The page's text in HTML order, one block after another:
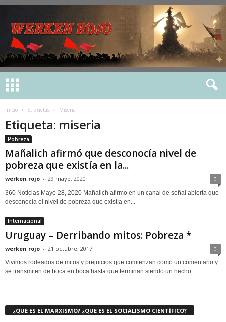
Inicio Etiquetas Miseria
Etiqueta: miseria
Pobreza
Mañalich afirmó que desconocía nivel de
pobreza que existía en la...
werken rojo - 29 mayo, 2020 0
360 Noticias Mayo 28, 2020 Mañalich afirmo en un canal de señal abierta que
desconocía el nivel de pobreza que existía en...
Internacional
Uruguay – Derribando mitos: Pobreza *
werken rojo - 21 octubre, 2017 0
Vivimos rodeados de mitos y prejuicios que comienzan como un comentario y
se transmiten de boca en boca hasta que terminan siendo un hecho...
¿QUE ES EL MARXISMO? ¿QUE ES EL SOCIALISMO CIENTÍFICO?